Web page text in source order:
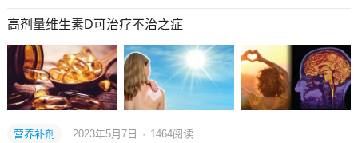
高剂量维生素D可治疗不治之症
营养补剂 2023年5月7日 · 1464阅读